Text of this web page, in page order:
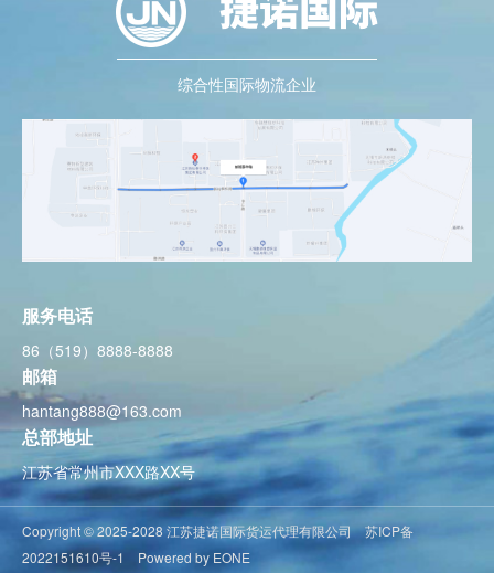
综合性国际物流企业
服务电话
86（519）8888-8888
邮箱
hantang888@163.com
总部地址
江苏省常州市XXX路XX号
Copyright © 2025-2028 江苏捷诺国际货运代理有限公司 苏ICP备
2022151610号-1
Powered by EONE